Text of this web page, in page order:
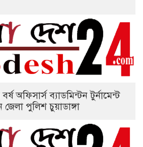
অফিসার্স ব্যাডমিন্টন টুর্নামেন্ট
পুলিশ চুয়াডাঙ্গা